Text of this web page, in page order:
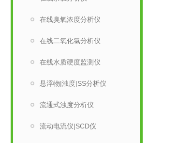
在线臭氧浓度分析仪
在线二氧化氯分析仪
在线水质硬度监测仪
悬浮物|浊度|SS分析仪
流通式浊度分析仪
流动电流仪|SCD仪